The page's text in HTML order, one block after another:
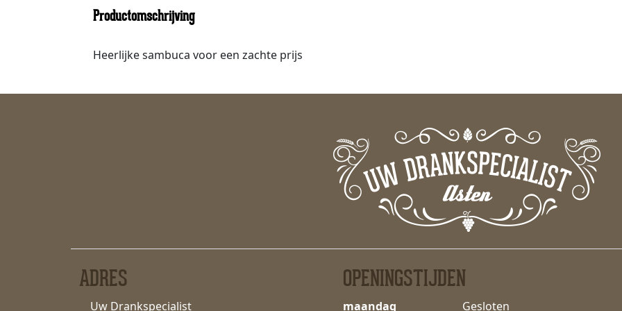
Productomschrijving
Heerlijke sambuca voor een zachte prijs
ADRES
Uw Drankspecialist
OPENINGSTIJDEN
maandag Gesloten